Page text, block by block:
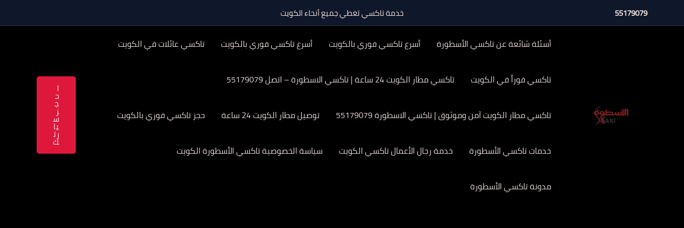
إلى
55179079 خدمة تاكسي تغطي جميع أنحاء الكويت
أسئلة شائعة عن تاكسي الأسطورة أسرع تاكسي فوري بالكويت أسرع تاكسي فوري بالكويت تاكسي عائلات في الكويت
تاكسي فوراً في الكويت تاكسي مطار الكويت 24 ساعة | تاكسي الاسطورة – اتصل 55179079
تاكسي مطار الكويت آمن وموثوق | تاكسي الاسطورة 55179079 توصيل مطار الكويت 24 ساعة حجز تاكسي فوري بالكويت
خدمات تاكسي الأسطورة خدمة رجال الأعمال تاكسي الكويت سياسة الخصوصية تاكسي الأسطورة الكويت
مدونة تاكسي الأسطورة
ا
ح
ج
ز
س
يا
رت
ك